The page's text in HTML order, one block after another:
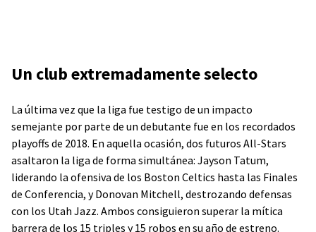
Un club extremadamente selecto
La última vez que la liga fue testigo de un impacto
semejante por parte de un debutante fue en los recordados
playoffs de 2018. En aquella ocasión, dos futuros All-Stars
asaltaron la liga de forma simultánea: Jayson Tatum,
liderando la ofensiva de los Boston Celtics hasta las Finales
de Conferencia, y Donovan Mitchell, destrozando defensas
con los Utah Jazz. Ambos consiguieron superar la mítica
barrera de los 15 triples y 15 robos en su año de estreno.